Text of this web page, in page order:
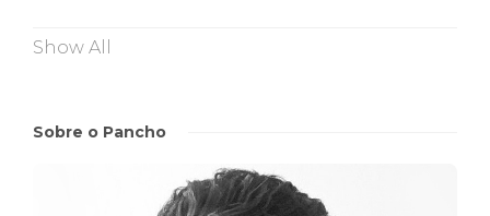
Show All
Sobre o Pancho